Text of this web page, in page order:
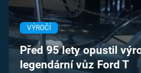
TV Program
Časopis
Sledujte prima+
VÝROČÍ
Před 95 lety opustil
legendární vůz Ford T